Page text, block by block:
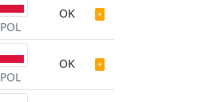
POL
OK
POL
OK